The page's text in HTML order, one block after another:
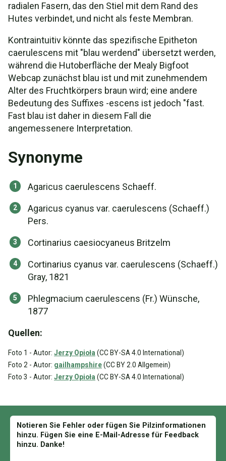
radialen Fasern, das den Stiel mit dem Rand des
Hutes verbindet, und nicht als feste Membran.
Kontraintuitiv könnte das spezifische Epitheton
caerulescens mit "blau werdend" übersetzt werden,
während die Hutoberfläche der Mealy Bigfoot
Webcap zunächst blau ist und mit zunehmendem
Alter des Fruchtkörpers braun wird; eine andere
Bedeutung des Suffixes -escens ist jedoch "fast.
Fast blau ist daher in diesem Fall die
angemessenere Interpretation.
Synonyme
Agaricus caerulescens Schaeff.
Agaricus cyanus var. caerulescens (Schaeff.)
Pers.
Cortinarius caesiocyaneus Britzelm
Cortinarius cyanus var. caerulescens (Schaeff.)
Gray, 1821
Phlegmacium caerulescens (Fr.) Wünsche,
1877
Quellen:
Foto 1 - Autor: Jerzy Opioła (CC BY-SA 4.0 International)
Foto 2 - Autor: gailhampshire(CC BY 2.0 Allgemein)
Foto 3 - Autor: Jerzy Opioła (CC BY-SA 4.0 International)